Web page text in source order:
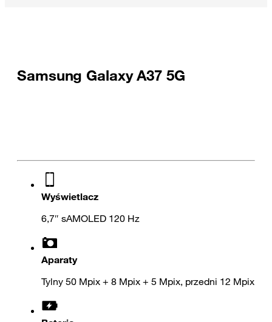
Samsung Galaxy A37 5G
Wyświetlacz
6,7″ sAMOLED 120 Hz
Aparaty
Tylny 50 Mpix + 8 Mpix + 5 Mpix, przedni 12 Mpix